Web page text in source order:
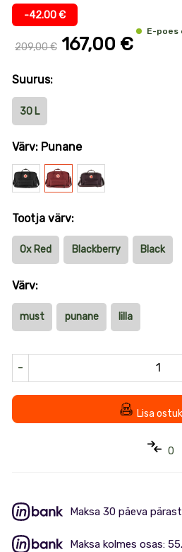
-42.00 €
209,00 € 167,00 €
E-poes
Suurus:
30 L
Värv: Punane
Must Punane Lilla
Tootja värv:
Ox Red Blackberry Black
Värv:
must punane lilla
-
Lisa
0
Maksa 30 päeva
Maksa kolmes osas: